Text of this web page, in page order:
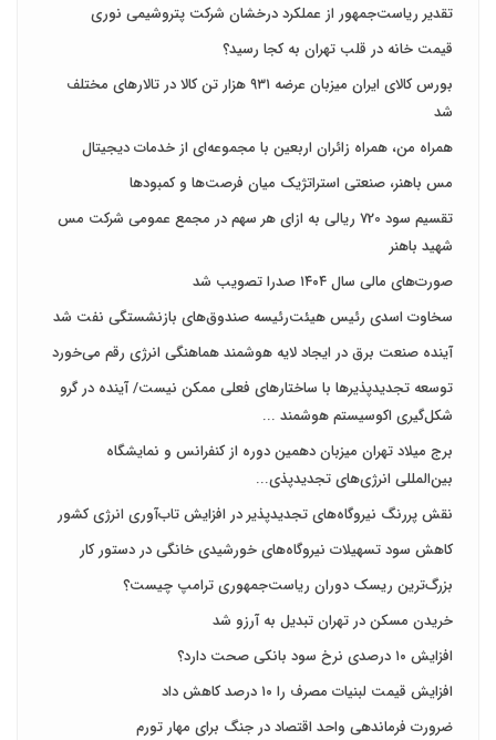
تقدیر ریاست‌جمهور از عملکرد درخشان شرکت پتروشیمی نوری
قیمت خانه در قلب تهران به کجا رسید؟
بورس کالای ایران میزبان عرضه ۹۳۱ هزار تن کالا در تالارهای مختلف
شد
همراه من، همراه زائران اربعین با مجموعه‌ای از خدمات دیجیتال
مس باهنر، صنعتی استراتژیک میان فرصت‌ها و کمبودها
تقسیم سود 720 ریالی به ازای هر سهم در مجمع عمومی شرکت مس
شهید باهنر
صورت‌های مالی سال ۱۴۰۴ صدرا تصویب شد
سخاوت اسدی رئیس هیئت‌رئیسه صندوق‌های بازنشستگی نفت شد
آینده صنعت برق در ایجاد لایه هوشمند هماهنگی انرژی رقم می‌خورد
توسعه تجدیدپذیرها با ساختارهای فعلی ممکن نیست/ آینده در گرو
شکل‌گیری اکوسیستم هوشمند ...
برج میلاد تهران میزبان دهمین دوره از کنفرانس و نمایشگاه
بین‌المللی انرژی‌های تجدیدپذی...
نقش پررنگ نیروگاه‌های تجدیدپذیر در افزایش تاب‌آوری انرژی کشور
کاهش سود تسهیلات نیروگاه‌های خورشیدی خانگی در دستور کار
بزرگ‌ترین ریسک دوران ریاست‌جمهوری ترامپ چیست؟
خریدن مسکن در تهران تبدیل به آرزو شد
افزایش ۱۰ درصدی نرخ سود بانکی صحت دارد؟
افزایش قیمت لبنیات مصرف را ۱۰ درصد کاهش داد
ضرورت فرماندهی واحد اقتصاد در جنگ برای مهار تورم